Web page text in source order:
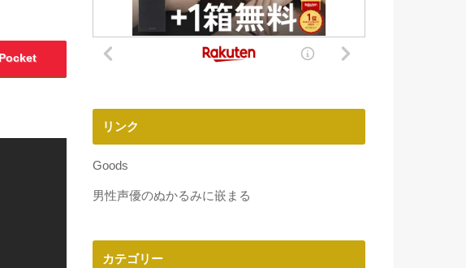
Pocket
リンク
Goods
男性声優のぬかるみに嵌まる
カテゴリー